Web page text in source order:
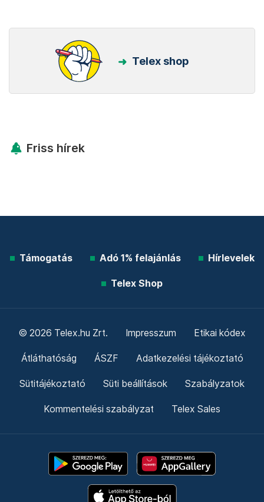
Telex shop
Friss hírek
Támogatás Adó 1% felajánlás Hírlevelek
Telex Shop
© 2026 Telex.hu Zrt. Impresszum Etikai kódex
Átláthatóság ÁSZF Adatkezelési tájékoztató
Sütitájékoztató Süti beállítások Szabályzatok
Kommentelési szabályzat Telex Sales